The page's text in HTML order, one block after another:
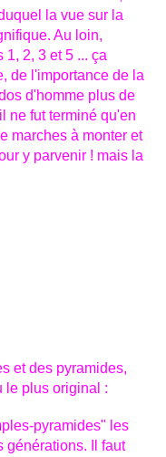
la vue sur la
Au loin,
2, 3 et 5 ... ça
de l'importance de la
d'homme plus de
ne fut terminé qu'en
marches à monter et
y parvenir ! mais la
et des pyramides,
le plus original :
pyramides" les
générations. Il faut